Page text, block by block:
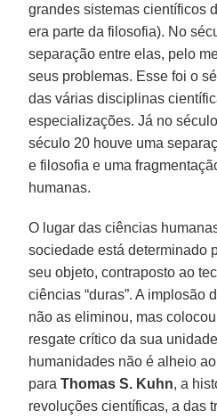
grandes sistemas científicos
era parte da filosofia). No
separação entre elas, pelo
seus problemas. Esse foi o
das várias disciplinas
especializações. Já no
século 20 houve uma
e filosofia e uma
humanas.
O lugar das ciências
sociedade está determinado
seu objeto, contraposto ao
ciências “duras”. A implosão
não as eliminou, mas
resgate crítico da sua
humanidades não é alheio
paraThomas S. Kuhn, a
revoluções científicas, a das